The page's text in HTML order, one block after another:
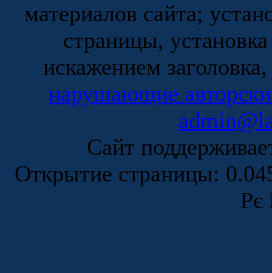
материалов сайта;
страницы,
искажением
нарушающие
Сайт
Открытие страницы:
Рє